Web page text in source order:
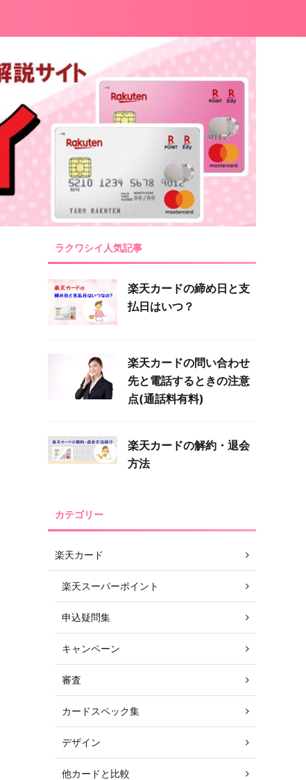
ラクワシイ人気記事
楽天カードの締め日と支
払日はいつ？
楽天カードの問い合わせ
先と電話するときの注意
点(通話料有料)
楽天カードの解約・退会
方法
カテゴリー
楽天カード
楽天スーパーポイント
申込疑問集
キャンペーン
審査
カードスペック集
デザイン
他カードと比較